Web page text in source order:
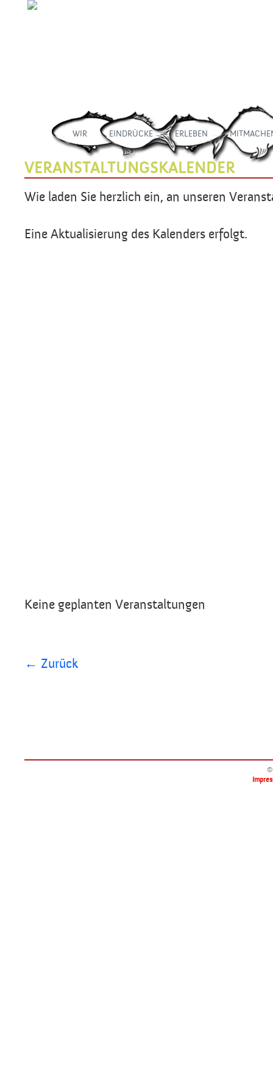
WIR EINDRÜCKE ERLEBEN
VERANSTALTUNGSKALENDER
Wie laden Sie herzlich ein, an unseren
Eine Aktualisierung des Kalenders erfolgt.
Keine geplanten Veranstaltungen
← Zurück
©